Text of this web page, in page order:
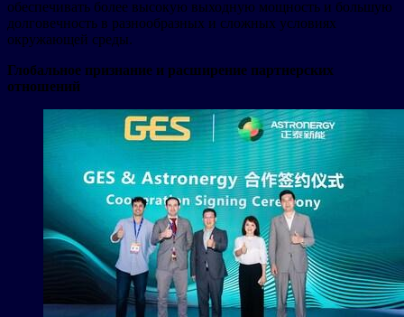
обеспечивать более высокую выходную мощность и большую
долговечность в разнообразных и сложных условиях
окружающей среды.
Глобальное признание и расширение партнерских
отношений